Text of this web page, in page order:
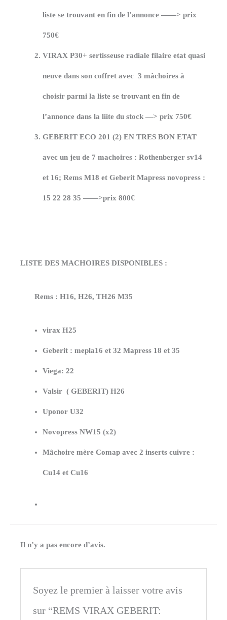
liste se trouvant en fin de l’annonce ——> prix
750€
VIRAX P30+ sertisseuse radiale filaire etat quasi
neuve dans son coffret avec 3 mâchoires à
choisir parmi la liste se trouvant en fin de
l’annonce dans la liite du stock —> prix 750€
GEBERIT ECO 201 (2)EN TRES BON ETAT
avec un jeu de 7 machoires : Rothenberger sv14
et 16; Rems M18 et Geberit Mapress novopress :
15 22 28 35 ——>prix 800€
LISTE DES MACHOIRES DISPONIBLES :
Rems : H16, H26, TH26 M35
virax H25
Geberit: mepla16 et 32 Mapress 18 et 35
Viega: 22
Valsir ( GEBERIT) H26
UponorU32
Novopress NW15 (x2)
Mâchoire mère Comap avec 2 inserts cuivre :
Cu14 et Cu16
Il n’y a pas encore d’avis.
Soyez le premier à laisser votre avis
sur “REMS VIRAX GEBERIT: